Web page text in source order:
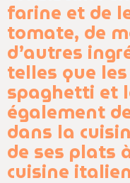
farine et de
tomate, de
d’autres
telles que
spaghetti et
également
dans la
de ses plats
cuisine